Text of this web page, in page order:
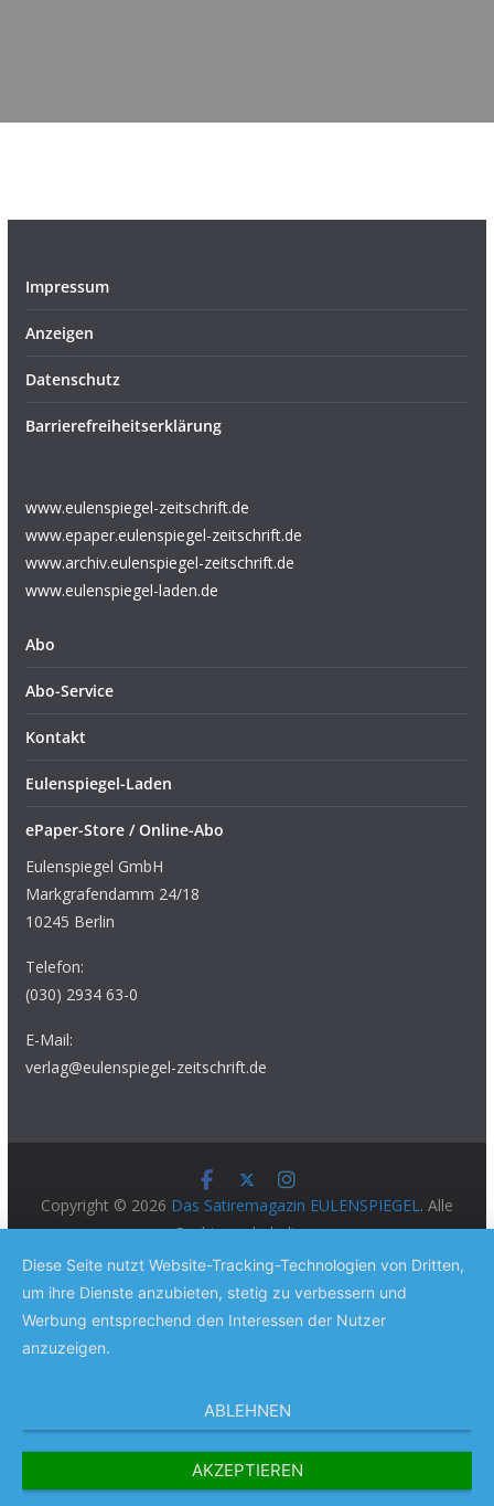
Impressum
Anzeigen
Datenschutz
Barrierefreiheitserklärung
www.eulenspiegel-zeitschrift.de
www.epaper.eulenspiegel-zeitschrift.de
www.archiv.eulenspiegel-zeitschrift.de
www.eulenspiegel-laden.de
Abo
Abo-Service
Kontakt
Eulenspiegel-Laden
ePaper-Store / Online-Abo
Eulenspiegel GmbH
Markgrafendamm 24/18
10245 Berlin
Telefon:
(030) 2934 63-0
E-Mail:
verlag@eulenspiegel-zeitschrift.de
Copyright © 2026 Das Satiremagazin EULENSPIEGEL. Alle
Rechte vorbehalten.
Theme:ColorMag Provon ThemeGrill. Präsentiert von
WordPress.
Diese Seite nutzt Website-Tracking-Technologien von Dritten,
um ihre Dienste anzubieten, stetig zu verbessern und
Werbung entsprechend den Interessen der Nutzer
anzuzeigen.
ABLEHNEN
AKZEPTIEREN